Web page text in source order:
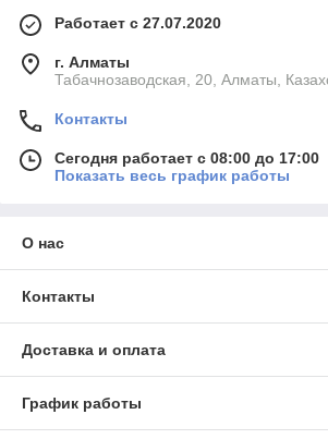
Работает с 27.07.2020
г. Алматы
Табачнозаводская, 20, Алматы,
Контакты
Сегодня работает с 08:00 до 17:00
Показать весь график работы
О нас
Контакты
Доставка и оплата
График работы